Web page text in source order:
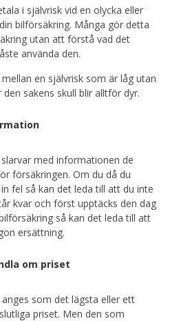
i självrisk vid en olycka eller
bilförsäkring. Många gör detta
utan att förstå vad det
använda den.
en självrisk som är låg utan
sakens skull blir alltför dyr.
med informationen de
försäkringen. Om du då du
fel så kan det leda till att du inte
kvar och först upptäcks den dag
så kan det leda till att
ersättning.
om priset
som det lägsta eller ett
priset. Men den som